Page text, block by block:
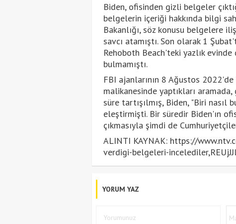
Biden, ofisinden gizli belgeler
belgelerin içeriği hakkında bilgi
Bakanlığı, söz konusu belgelere
savcı atamıştı. Son olarak 1
Rehoboth Beach'teki yazlık
bulmamıştı.
FBI ajanlarının 8 Ağustos
malikanesinde yaptıkları
süre tartışılmış, Biden, "Biri nasıl
eleştirmişti. Bir süredir Biden'ın
çıkmasıyla şimdi de
ALINTI KAYNAK: https://
verdigi-belgeleri-
YORUM YAZ